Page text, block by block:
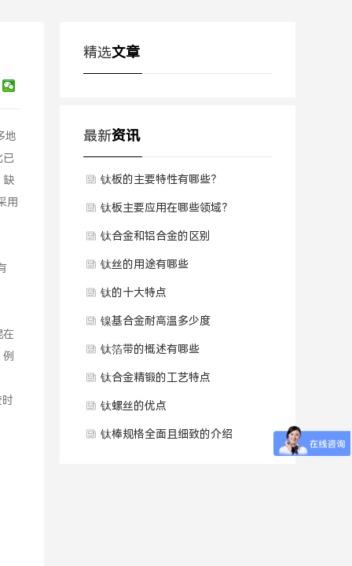
地
已
缺
用
在
精选文章
最新资讯
钛板的主要特性有哪些？
钛板主要应用在哪些领域？
钛合金和铝合金的区别
钛丝的用途有哪些
钛的十大特点
镍基合金耐高温多少度
钛箔带的概述有哪些
钛合金精锻的工艺特点
钛螺丝的优点
钛棒规格全面且细致的介绍